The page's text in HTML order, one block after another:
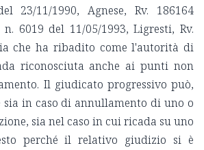
23/11/1990, Agnese, Rv. 186164
n. 6019 del 11/05/1993, Ligresti, Rv.
che ha ribadito come l'autorità di
riconosciuta anche ai punti non
Il giudicato progressivo può,
in caso di annullamento di uno o
sia nel caso in cui ricada su uno
perché il relativo giudizio si è